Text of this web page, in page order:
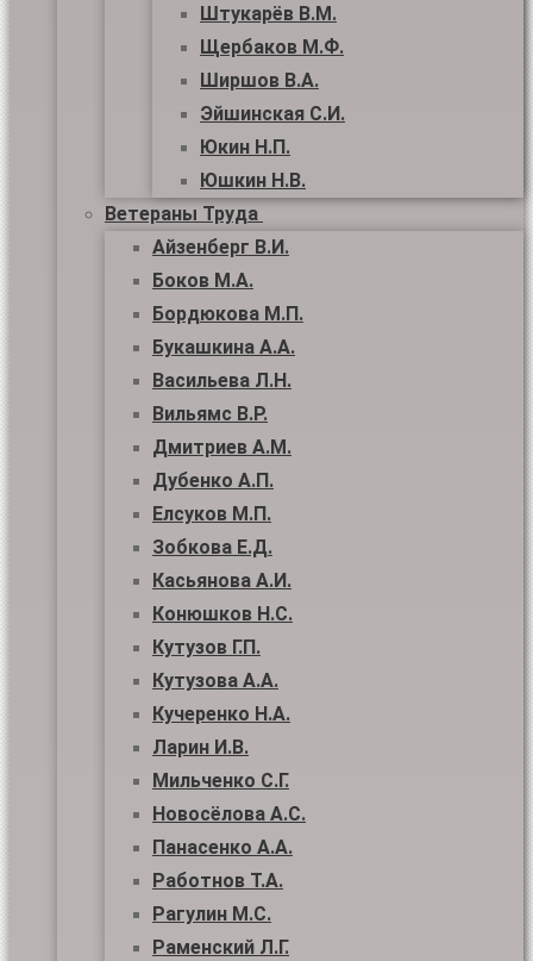
Штукарёв В.М.
Щербаков М.Ф.
Ширшов В.А.
Эйшинская С.И.
Юкин Н.П.
Юшкин Н.В.
Ветераны Труда
Айзенберг В.И.
Боков М.А.
Бордюкова М.П.
Букашкина А.А.
Васильева Л.Н.
Вильямс В.Р.
Дмитриев А.М.
Дубенко А.П.
Елсуков М.П.
Зобкова Е.Д.
Касьянова А.И.
Конюшков Н.С.
Кутузов Г.П.
Кутузова А.А.
Кучеренко Н.А.
Ларин И.В.
Мильченко С.Г.
Новосёлова А.С.
Панасенко А.А.
Работнов Т.А.
Рагулин М.С.
Раменский Л.Г.